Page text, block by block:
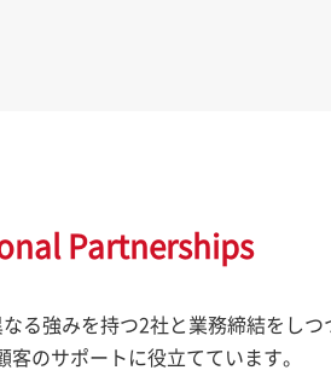
Partnerships
る強みを持つ2社と業務締結をしつ
客のサポートに役立てています。